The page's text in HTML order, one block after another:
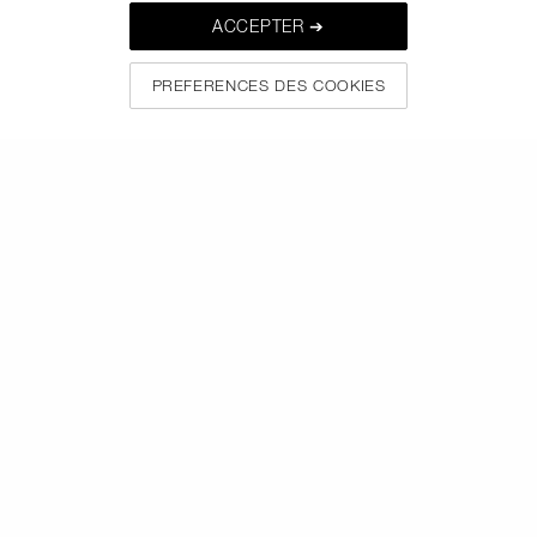
PREFERENCES DES COOKIES
ACCEPTER ➔